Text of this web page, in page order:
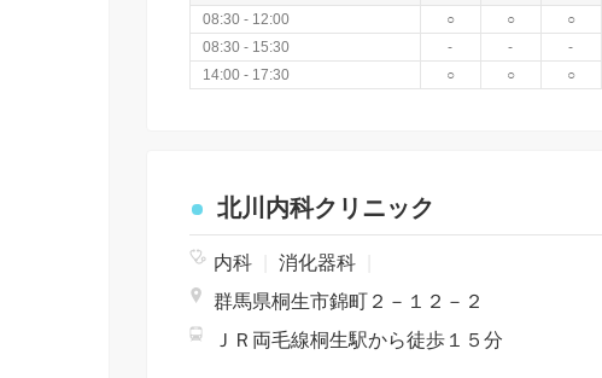
08:30 - 12:00
○ ○ ○
08:30 - 15:30
- - -
14:00 - 17:30
○ ○ ○
北川内科クリニック
内科 消化器科
群馬県桐生市錦町２－１２－２
ＪＲ両毛線桐生駅から徒歩１５分